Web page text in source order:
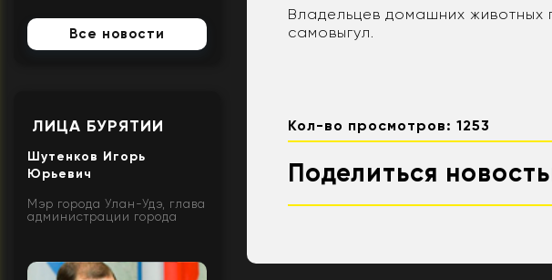
Все новости
ЛИЦА БУРЯТИИ
Шутенков Игорь
Юрьевич
Мэр города Улан-Удэ, глава
администрации города
Владельцев домашних животных
самовыгул.
Кол-во просмотров: 1253
Поделиться